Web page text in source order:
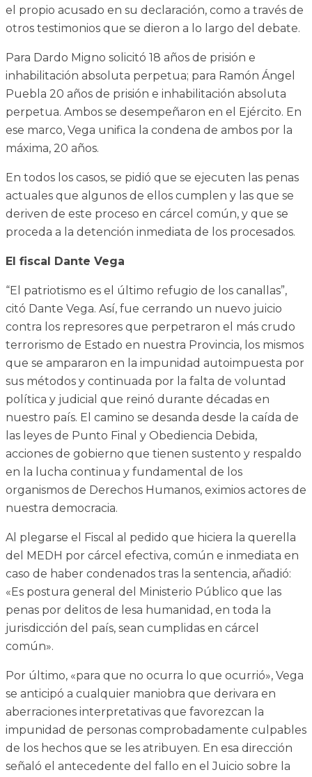
el propio acusado en su declaración, como a través de
otros testimonios que se dieron a lo largo del debate.
Para Dardo Migno solicitó 18 años de prisión e
inhabilitación absoluta perpetua; para Ramón Ángel
Puebla 20 años de prisión e inhabilitación absoluta
perpetua. Ambos se desempeñaron en el Ejército. En
ese marco, Vega unifica la condena de ambos por la
máxima, 20 años.
En todos los casos, se pidió que se ejecuten las penas
actuales que algunos de ellos cumplen y las que se
deriven de este proceso en cárcel común, y que se
proceda a la detención inmediata de los procesados.
El fiscal Dante Vega
“El patriotismo es el último refugio de los canallas”,
citó Dante Vega. Así, fue cerrando un nuevo juicio
contra los represores que perpetraron el más crudo
terrorismo de Estado en nuestra Provincia, los mismos
que se ampararon en la impunidad autoimpuesta por
sus métodos y continuada por la falta de voluntad
política y judicial que reinó durante décadas en
nuestro país. El camino se desanda desde la caída de
las leyes de Punto Final y Obediencia Debida,
acciones de gobierno que tienen sustento y respaldo
en la lucha continua y fundamental de los
organismos de Derechos Humanos, eximios actores de
nuestra democracia.
Al plegarse el Fiscal al pedido que hiciera la querella
del MEDH por cárcel efectiva, común e inmediata en
caso de haber condenados tras la sentencia, añadió:
«Es postura general del Ministerio Público que las
penas por delitos de lesa humanidad, en toda la
jurisdicción del país, sean cumplidas en cárcel
común».
Por último, «para que no ocurra lo que ocurrió», Vega
se anticipó a cualquier maniobra que derivara en
aberraciones interpretativas que favorezcan la
impunidad de personas comprobadamente culpables
de los hechos que se les atribuyen. En esa dirección
señaló el antecedente del fallo en el Juicio sobre la